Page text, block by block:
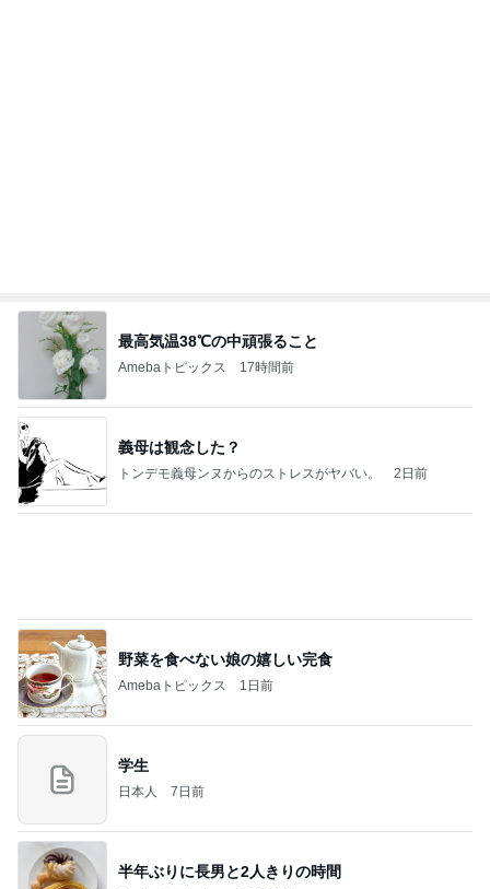
最高気温38℃の中頑張ること
Amebaトピックス 17時間前
義母は観念した？
トンデモ義母ンヌからのストレスがヤバい。 2日前
野菜を食べない娘の嬉しい完食
Amebaトピックス 1日前
学生
日本人 7日前
半年ぶりに長男と2人きりの時間